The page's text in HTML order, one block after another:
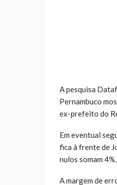
A pesquisa
Pernambuco
ex-prefeito do
Em eventual
fica à frente de
nulos somam
A margem de